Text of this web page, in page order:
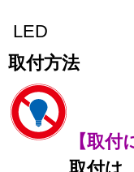
LED
取付方法
【取